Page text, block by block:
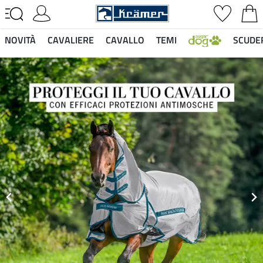
NOVITÀ CAVALIERE CAVALLO TEMI